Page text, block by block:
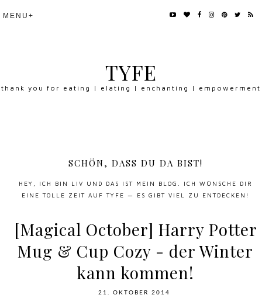
TYFE
thank you for eating | elating | enchanting | empowerment
SCHÖN, DASS DU DA BIST!
HEY, ICH BIN LIV UND DAS IST MEIN BLOG. ICH WÜNSCHE DIR
EINE TOLLE ZEIT AUF TYFE — ES GIBT VIEL ZU ENTDECKEN!
[Magical October] Harry Potter
Mug & Cup Cozy - der Winter
kann kommen!
21. OKTOBER 2014